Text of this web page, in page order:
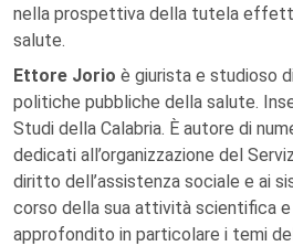
nella prospettiva della tutela
salute.
Ettore Jorio è giurista e studioso
politiche pubbliche della salute.
Studi della Calabria. È autore di
dedicati all’organizzazione del
diritto dell’assistenza sociale e ai
corso della sua attività scientifica
approfondito in particolare i temi